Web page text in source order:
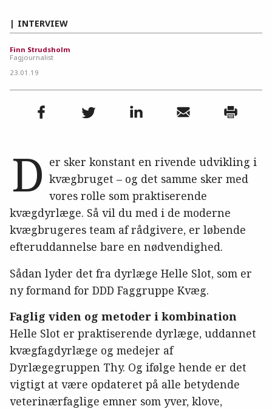
INTERVIEW
Finn Strudsholm
Fagjournalist
23.01.19
D er sker konstant en rivende udvikling i
kvægbruget – og det samme sker med
vores rolle som praktiserende
kvægdyrlæge. Så vil du med i de moderne
kvægbrugeres team af rådgivere, er løbende
efteruddannelse bare en nødvendighed.
Sådan lyder det fra dyrlæge Helle Slot, som er
ny formand for DDD Faggruppe Kvæg.
Faglig viden og metoder i kombination
Helle Slot er praktiserende dyrlæge, uddannet
kvægfagdyrlæge og medejer af
Dyrlægegruppen Thy. Og ifølge hende er det
vigtigt at være opdateret på alle betydende
veterinærfaglige emner som yver, klove,